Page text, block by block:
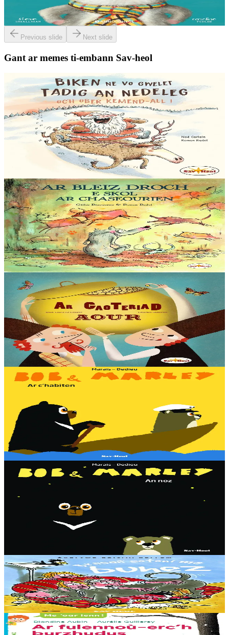
deiz en em gav gant ur broc’hig...
Er stok13,00 €
Previous slide Next slide
Gant ar memes ti-embann Sav-heol
6 vloaz hag ouzhpenn
Sav-heol
Biken ne vo gwelet Tadig an Nedeleg oc'h ober
kemend-all !
Biken ne vo gwelet Tadig an Nedeleg oc'h ober kemend-all ! Biken
ne gaso profoù Nedeleg d’ar vugale da Bask. Biken ne zebro ar
gwastilli chomet war-lerc’h ar...
5 bloaz hag ouzhpenn
Sav-heol
Ar bleiz droch e skol ar chaseourien
Emgav en deus ar Bleiz Droch hiziv gant ar chaseour brudet Krog-
e-barzh. Gant alioù fur ar chaseour meur eo sur d’ober berzh. N’eus
nemet derc’hel soñj : ar fri...
Er stok13,00 €
6 vloaz hag ouzhpenn
Sav-heol
Ar gaoteriad aour
En ur gêriadenn eus Rusia e oa daou vreur o chom. Boris, ar breur
henañ, a oa paotr fin, met Yakov a oa berr e spered. Un deiz o doa
kavet un teñzor. Ha neuze…
Er stok
13,00 €
3 bloaz hag ouzhpenn
Sav-heol
Bob & Marley - Ar c'habiten
Bob en deus c'hoant da gaout ur vag. Met penaos bezañ kabiten ?
Dougen bri d'ar vignoniezh gant fent ha teneridigezh eo pal an
dastumad-mañ.
Er stok7,00 €
Sav-heol
Bob & Marley - An noz
Aon en deus Bob fenoz. Aon en deus da gousket. C'hoant en deus
da chom dihun. Ha dont a raio a-benn ? Dougen bri d'ar vignoniezh
gant fent ha teneridigezh eo pal an dastumad-mañ....
8 vloaz hag ouzhpenn
Sav-heol
Brasañ sotoni ma buhez
Er stok7,00 €
6 vloaz hag ouzhpenn
Sav-heol